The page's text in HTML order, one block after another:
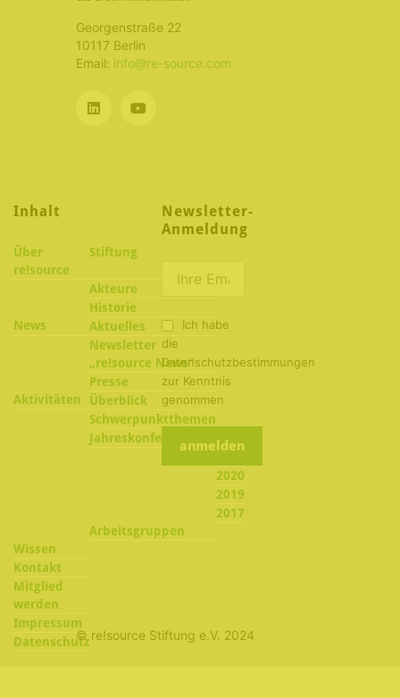
Georgenstraße 22
10117 Berlin
Email: info@re-source.com
Inhalt
Über
re!source
Stiftung
Akteure
Historie
News
Aktuelles
Newsletter
„re!source News“
Presse
Aktivitäten
Überblick
Schwerpunktthemen
Jahreskonferenzen
2022
2020
2019
2017
Arbeitsgruppen
Wissen
Kontakt
Mitglied
werden
Impressum
Datenschutz
Newsletter-
Anmeldung
Ich habe
die
Datenschutzbestimmungen
zur Kenntnis
genommen
© re!source Stiftung e.V. 2024